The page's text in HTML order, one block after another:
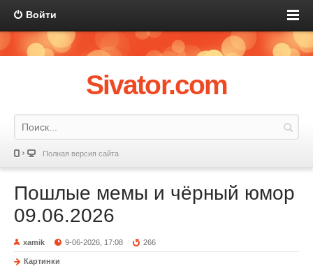
Войти
Sivator.com
Полная версия сайта
Пошлые мемы и чёрный юмор
09.06.2026
xamik 9-06-2026, 17:08 266
Картинки